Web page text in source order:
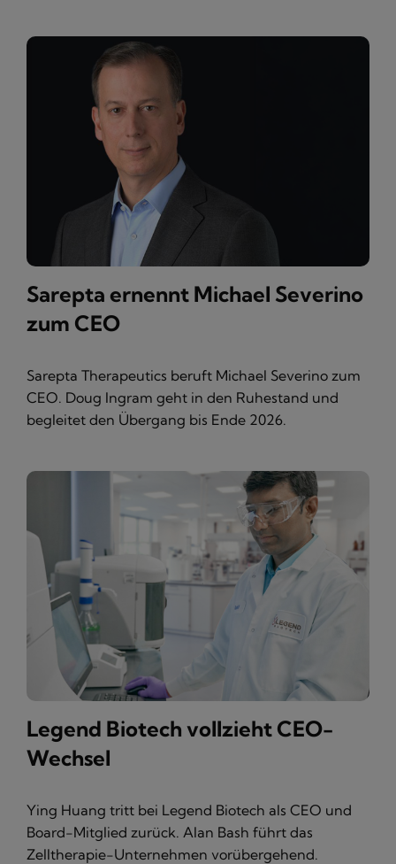
Sarepta ernennt Michael Severino
zum CEO
Sarepta Therapeutics beruft Michael Severino zum
CEO. Doug Ingram geht in den Ruhestand und
begleitet den Übergang bis Ende 2026.
Legend Biotech vollzieht CEO-
Wechsel
Ying Huang tritt bei Legend Biotech als CEO und
Board-Mitglied zurück. Alan Bash führt das
Zelltherapie-Unternehmen vorübergehend.